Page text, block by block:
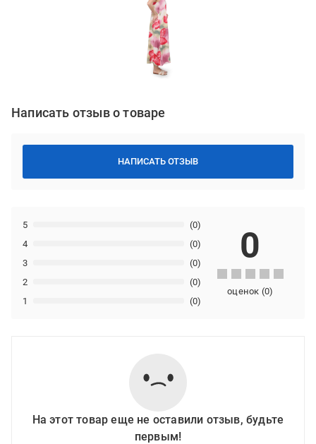
Написать отзыв о товаре
НАПИСАТЬ ОТЗЫВ
1 (0)
2 (0)
3 (0)
4 (0)
5 (0)
0
оценок (0)
На этот товар еще не оставили отзыв, будьте
первым!